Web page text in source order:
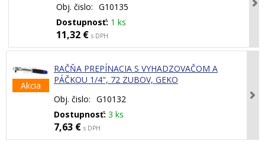
Obj. čislo: G10135
Dostupnosť: 1 ks
11,32 € s DPH
Akcia
RAČŇA PREPÍNACIA S VYHADZOVAČOM A
PÁČKOU 1/4", 72 ZUBOV, GEKO
Obj. čislo: G10132
Dostupnosť: 3 ks
7,63 € s DPH